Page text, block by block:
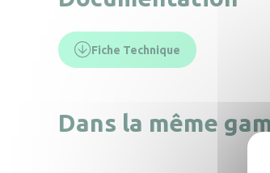
Fiche Technique
Dans la même